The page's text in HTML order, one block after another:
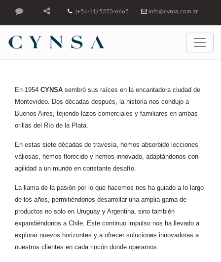
(+54-11) 5273-6665 info@cynsa.com.ar
En 1954 CYNSA sembró sus raíces en la encantadora ciudad de
Montevideo. Dos décadas después, la historia nos condujo a
Buenos Aires, tejiendo lazos comerciales y familiares en ambas
orillas del Río de la Plata.
En estas siete décadas de travesía, hemos absorbido lecciones
valiosas, hemos florecido y hemos innovado, adaptándonos con
agilidad a un mundo en constante desafío.
La llama de la pasión por lo que hacemos nos ha guiado a lo largo
de los años, permitiéndonos desarrollar una amplia gama de
productos no solo en Uruguay y Argentina, sino también
expandiéndonos a Chile. Este continuo impulso nos ha llevado a
explorar nuevos horizontes y a ofrecer soluciones innovadoras a
nuestros clientes en cada rincón donde operamos.